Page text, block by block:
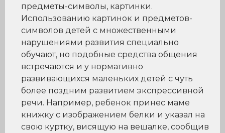
предметы-символы, картинки.
Использованию картинок и предметов-
символов детей с множественными
нарушениями развития специально
обучают, но подобные средства общения
встречаются и у нормативно
развивающихся маленьких детей с чуть
более поздним развитием экспрессивной
речи. Например, ребенок принес маме
книжку с изображением белки и указал на
свою куртку, висящую на вешалке, сообщив